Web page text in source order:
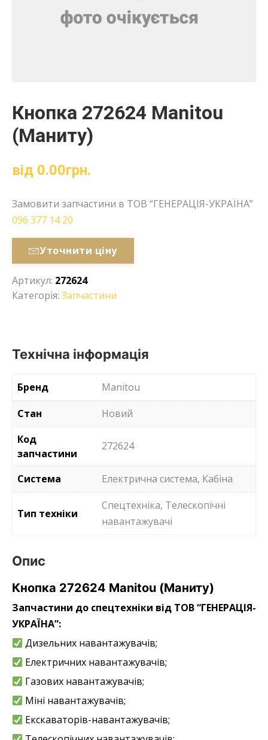
Кнопка 272624 Manitou
(Маниту)
від 0.00грн.
Замовити запчастини в ТОВ “ГЕНЕРАЦІЯ-УКРАЇНА”
096 377 14 20
Уточнити ціну
Артикул: 272624
Категорія: Запчастини
Технічна інформація
Бренд
Manitou
Стан
Новий
Код
запчастини
272624
Система Електрична система, Кабіна
Тип техніки
Спецтехніка, Телескопічні
навантажувачі
Опис
Кнопка 272624 Manitou (Маниту)
Запчастини до спецтехніки від ТОВ “ГЕНЕРАЦІЯ-
УКРАЇНА”:
Дизельних навантажувачів;
Електричних навантажувачів;
Газових навантажувачів;
Міні навантажувачів;
Екскаваторів-навантажувачів;